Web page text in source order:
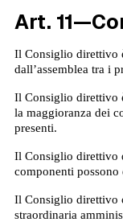
Art.
Il Consiglio direttivo
dall’assemblea tra i
Il Consiglio direttivo
la maggioranza dei
presenti.
Il Consiglio direttivo
componenti possono
Il Consiglio direttivo
straordinaria